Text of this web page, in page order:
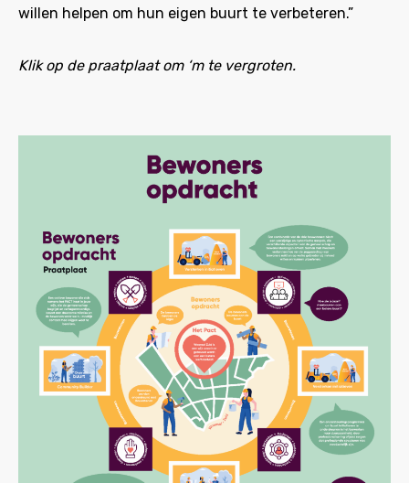
willen helpen om hun eigen buurt te verbeteren.”
Klik op de praatplaat om ‘m te vergroten.